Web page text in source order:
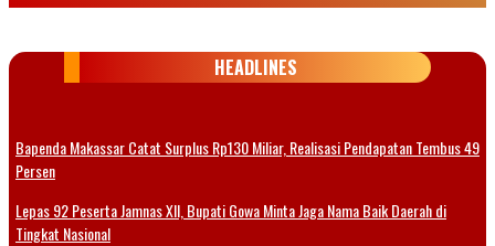
HEADLINES
Bapenda Makassar Catat Surplus Rp130 Miliar, Realisasi Pendapatan Tembus 49
Persen
Lepas 92 Peserta Jamnas XII, Bupati Gowa Minta Jaga Nama Baik Daerah di
Tingkat Nasional